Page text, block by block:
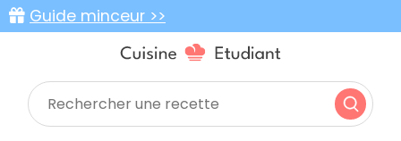
Guide minceur >>